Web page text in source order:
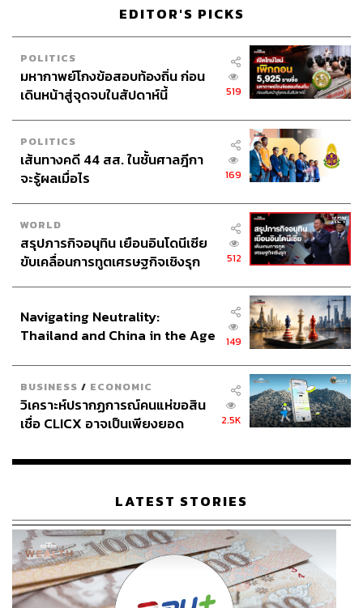
EDITOR'S PICKS
POLITICS
มหากาพย์โกงข้อสอบท้องถิ่น ก่อน
เดินหน้าสู่จุดจบในสัปดาห์นี้
519
POLITICS
เส้นทางคดี 44 สส. ในชั้นศาลฎีกา
จะรู้ผลเมื่อไร
169
WORLD
สรุปภารกิจอนุทิน เยือนอินโดนีเซีย
ขับเคลื่อนการทูตเศรษฐกิจเชิงรุก
512
Navigating Neutrality:
Thailand and China in the Age
149
BUSINESS / ECONOMIC
วิเคราะห์ปรากฏการณ์คนแห่ขอสิน
เชื่อ CLICX อาจเป็นเพียงยอด
เรือนไทยที่ถูกซุกไว้
2.5K
LATEST STORIES